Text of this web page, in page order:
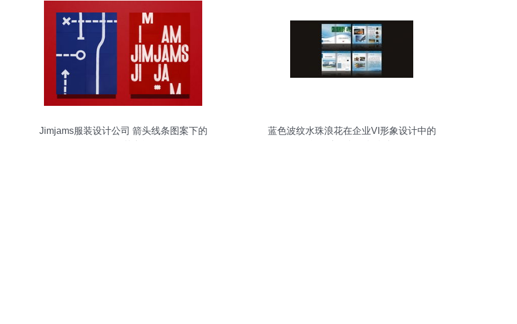
Jimjams服装设计公司 箭头线条图案下的
蓝色波纹水珠浪花在企业VI形象设计中的